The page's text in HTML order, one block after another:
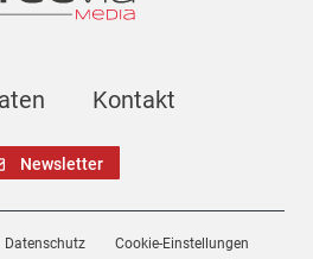
Kontakt
Newsletter
Datenschutz Cookie-Einstellungen